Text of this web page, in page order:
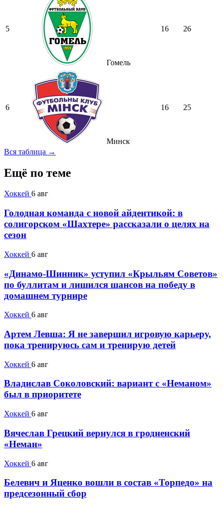
5
Гомель
16 26
6
Минск
16 25
Вся таблица →
Ещё по теме
Хоккей 6 авг
Голодная команда с новой айдентикой: в
солигорском «Шахтере» рассказали о целях на
сезон
Хоккей 6 авг
«Динамо-Шинник» уступил «Крыльям Советов»
по буллитам и лишился шансов на победу в
домашнем турнире
Хоккей 6 авг
Артем Левша: Я не завершил игровую карьеру,
пока тренируюсь сам и тренирую детей
Хоккей 6 авг
Владислав Соколовский: вариант с «Неманом»
был в приоритете
Хоккей 6 авг
Вячеслав Грецкий вернулся в гродненский
«Неман»
Хоккей 6 авг
Белевич и Яценко вошли в состав «Торпедо» на
предсезонный сбор